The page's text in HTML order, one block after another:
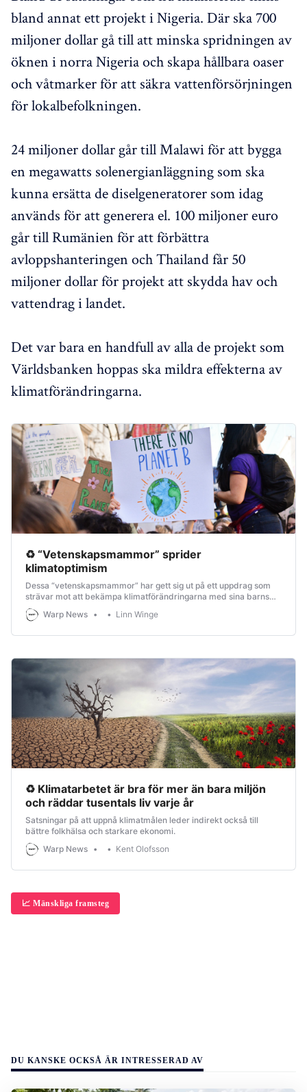
bland annat ett projekt i Nigeria. Där ska 700
miljoner dollar gå till att minska spridningen av
öknen i norra Nigeria och skapa hållbara oaser
och våtmarker för att säkra vattenförsörjningen
för lokalbefolkningen.
24 miljoner dollar går till Malawi för att bygga
en megawatts solenergianläggning som ska
kunna ersätta de diselgeneratorer som idag
används för att generera el. 100 miljoner euro
går till Rumänien för att förbättra
avloppshanteringen och Thailand får 50
miljoner dollar för projekt att skydda hav och
vattendrag i landet.
Det var bara en handfull av alla de projekt som
Världsbanken hoppas ska mildra effekterna av
klimatförändringarna.
♻️ “Vetenskapsmammor” sprider
klimatoptimism
Dessa “vetenskapsmammor” har gett sig ut på ett uppdrag som
strävar mot att bekämpa klimatförändringarna med sina barns
framtid i åtanke.
Warp News Linn Winge
♻ Klimatarbetet är bra för mer än bara miljön
och räddar tusentals liv varje år
Satsningar på att uppnå klimatmålen leder indirekt också till
bättre folkhälsa och starkare ekonomi.
Warp News
Kent Olofsson
📈 Mänskliga framsteg
DU KANSKE OCKSÅ ÄR INTRESSERAD AV